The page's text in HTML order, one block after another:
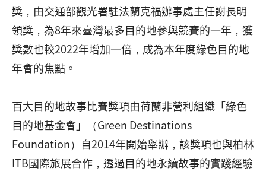
獎，由交通部觀光署駐法蘭克福辦事處主任謝長明
領獎，為8年來臺灣最多目的地參與競賽的一年，獲
獎數也較2022年增加一倍，成為本年度綠色目的地
年會的焦點。
百大目的地故事比賽獎項由荷蘭非營利組織「綠色
目的地基金會」（Green Destinations
Foundation）自2014年開始舉辦，該獎項也與柏林
ITB國際旅展合作，透過目的地永續故事的實踐經驗